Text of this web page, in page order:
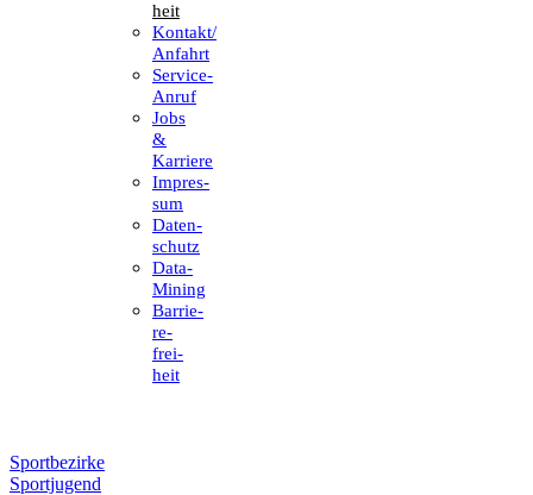
heit
Kontakt/​​
Anfahrt
Service-
Anruf
Jobs
&
Karriere
Impres­
sum
Daten­
schutz
Data-
Mining
Barrie­
re­
frei­
heit
Sportbezirke
Sportjugend